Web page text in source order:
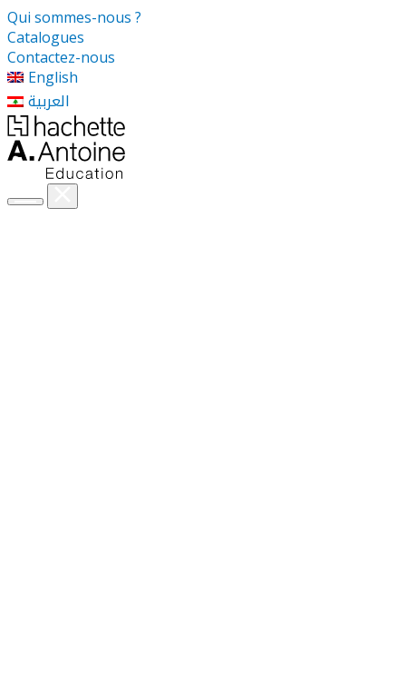
Qui sommes-nous ?
Catalogues
Contactez-nous
English
العربية